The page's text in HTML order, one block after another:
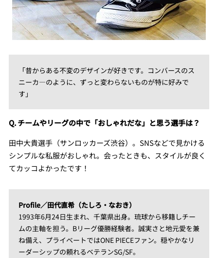
「昔からある不変のデザインが好きです。コンバースのス
ニーカ―のように、ずっと変わらないものが特に好みで
す」
Q. チームやリーグの中で「おしゃれだな」と思う選手は？
田中大貴選手（サンロッカーズ渋谷）。SNSなどで見かける
シンプルな私服がおしゃれ。会ったときも、スタイルが良く
てカッコよかったです！
Profile／田代直希（たしろ・なおき）
1993年6月24日生まれ、千葉県出身。琉球から移籍しチー
ムの主軸を担う。Bリーグ優勝経験者。誠実さと地元愛を兼
ね備え、プライベートではONE PIECEファン。穏やかなリ
ーダーシップの頼れるベテランSG/SF。